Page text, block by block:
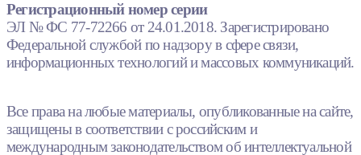
Регистрационный номер серии
ЭЛ № ФС 77-72266 от 24.01.2018. Зарегистрировано
Федеральной службой по надзору в сфере связи,
информационных технологий и массовых коммуникаций.
Все права на любые материалы, опубликованные на сайте,
защищены в соответствии с российским и
международным законодательством об интеллектуальной